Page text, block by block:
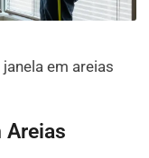
em areias
Areias